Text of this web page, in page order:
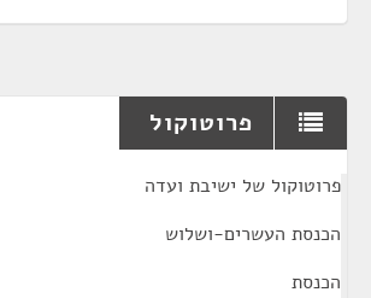
פרוטוקול
פרוטוקול של ישיבת ועדה
הכנסת העשרים-ושלוש
הכנסת